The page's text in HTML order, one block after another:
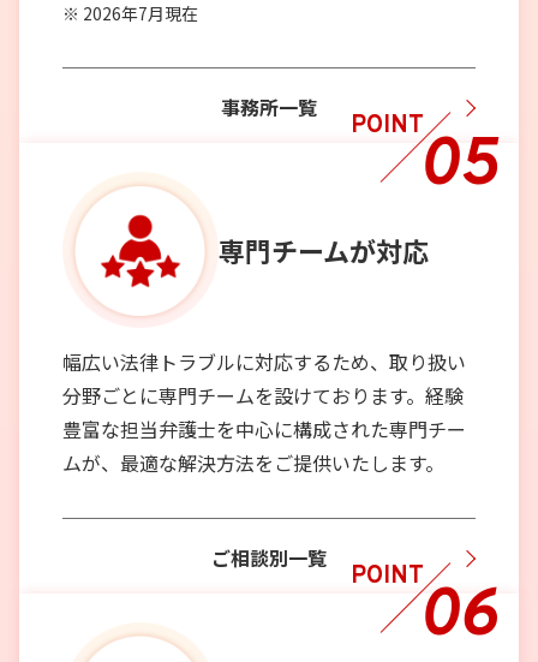
2026年7月現在
事務所一覧
POINT05
専門チームが対応
幅広い法律トラブルに対応するため、取り扱い
分野ごとに専門チームを設けております。経験
豊富な担当弁護士を中心に構成された専門チー
ムが、最適な解決方法をご提供いたします。
ご相談別一覧
POINT06